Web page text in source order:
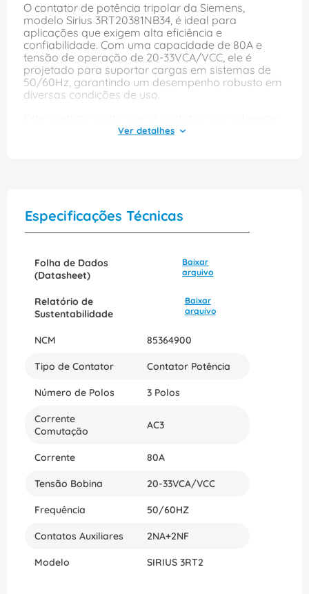
O contator de potência tripolar da Siemens,
modelo Sirius 3RT20381NB34, é ideal para
aplicações que exigem alta eficiência e
confiabilidade. Com uma capacidade de 80A e
tensão de operação de 20-33VCA/VCC, ele é
projetado para suportar cargas em sistemas de
50/60Hz, garantindo um desempenho robusto em
diversas condições de uso.
abertos e 2 contatos normalmente fechados,
quem busca qualidade e segurança em sistemas
elétricos.
Especificações Técnicas
Folha de Dados
(Datasheet)
Baixar
arquivo
Relatório de
Sustentabilidade
Baixar
arquivo
NCM 85364900
Tipo de Contator Contator Potência
Número de Polos 3 Polos
Corrente
Comutação
AC3
Corrente 80A
Tensão Bobina 20-33VCA/VCC
Frequência 50/60HZ
Contatos Auxiliares 2NA+2NF
Modelo SIRIUS 3RT2